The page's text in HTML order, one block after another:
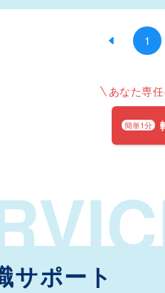
1
あなた専
簡単1分
サポート